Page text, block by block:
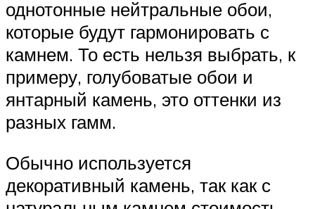
однотонные нейтральные обои,
которые будут гармонировать с
камнем. То есть нельзя выбрать, к
примеру, голубоватые обои и
янтарный камень, это оттенки из
разных гамм.
Обычно используется
декоративный камень, так как с